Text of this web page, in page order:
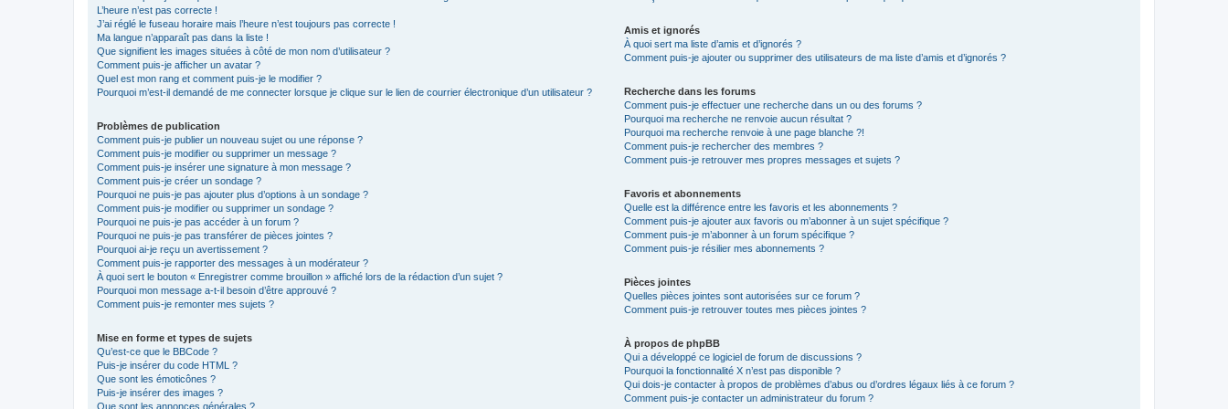
L’heure n’est pas correcte !
J’ai réglé le fuseau horaire mais l’heure n’est toujours pas correcte !
Ma langue n’apparaît pas dans la liste !
Que signifient les images situées à côté de mon nom d’utilisateur ?
Comment puis-je afficher un avatar ?
Quel est mon rang et comment puis-je le modifier ?
Pourquoi m’est-il demandé de me connecter lorsque je clique sur le lien de courrier électronique d’un utilisateur ?
Problèmes de publication
Comment puis-je publier un nouveau sujet ou une réponse ?
Comment puis-je modifier ou supprimer un message ?
Comment puis-je insérer une signature à mon message ?
Comment puis-je créer un sondage ?
Pourquoi ne puis-je pas ajouter plus d’options à un sondage ?
Comment puis-je modifier ou supprimer un sondage ?
Pourquoi ne puis-je pas accéder à un forum ?
Pourquoi ne puis-je pas transférer de pièces jointes ?
Pourquoi ai-je reçu un avertissement ?
Comment puis-je rapporter des messages à un modérateur ?
À quoi sert le bouton « Enregistrer comme brouillon » affiché lors de la rédaction d’un sujet ?
Pourquoi mon message a-t-il besoin d’être approuvé ?
Comment puis-je remonter mes sujets ?
Mise en forme et types de sujets
Qu’est-ce que le BBCode ?
Puis-je insérer du code HTML ?
Que sont les émoticônes ?
Puis-je insérer des images ?
Que sont les annonces générales ?
Amis et ignorés
À quoi sert ma liste d’amis et d’ignorés ?
Comment puis-je ajouter ou supprimer des utilisateurs de ma liste d’amis et d’ignorés ?
Recherche dans les forums
Comment puis-je effectuer une recherche dans un ou des forums ?
Pourquoi ma recherche ne renvoie aucun résultat ?
Pourquoi ma recherche renvoie à une page blanche ?!
Comment puis-je rechercher des membres ?
Comment puis-je retrouver mes propres messages et sujets ?
Favoris et abonnements
Quelle est la différence entre les favoris et les abonnements ?
Comment puis-je ajouter aux favoris ou m’abonner à un sujet spécifique ?
Comment puis-je m’abonner à un forum spécifique ?
Comment puis-je résilier mes abonnements ?
Pièces jointes
Quelles pièces jointes sont autorisées sur ce forum ?
Comment puis-je retrouver toutes mes pièces jointes ?
À propos de phpBB
Qui a développé ce logiciel de forum de discussions ?
Pourquoi la fonctionnalité X n’est pas disponible ?
Qui dois-je contacter à propos de problèmes d’abus ou d’ordres légaux liés à ce forum ?
Comment puis-je contacter un administrateur du forum ?